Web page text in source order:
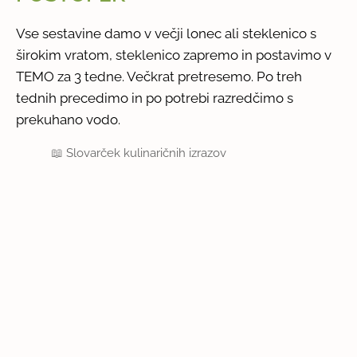
Vse sestavine damo v večji lonec ali steklenico s
širokim vratom, steklenico zapremo in postavimo v
TEMO za 3 tedne. Večkrat pretresemo. Po treh
tednih precedimo in po potrebi razredčimo s
prekuhano vodo.
📖Slovarček kulinaričnih izrazov